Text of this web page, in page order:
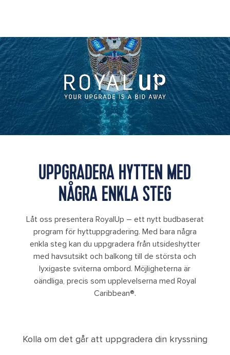
UPPGRADERA HYTTEN MED
NÅGRA ENKLA STEG
Låt oss presentera RoyalUp – ett nytt budbaserat
program för hyttuppgradering. Med bara några
enkla steg kan du uppgradera från utsideshytter
med havsutsikt och balkong till de största och
lyxigaste sviterna ombord. Möjligheterna är
oändliga, precis som upplevelserna med Royal
Caribbean®.
Kolla om det går att uppgradera din kryssning